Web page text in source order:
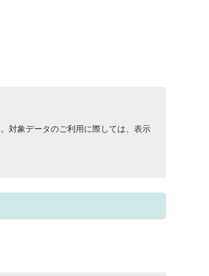
対象データのご利用に際しては、表示